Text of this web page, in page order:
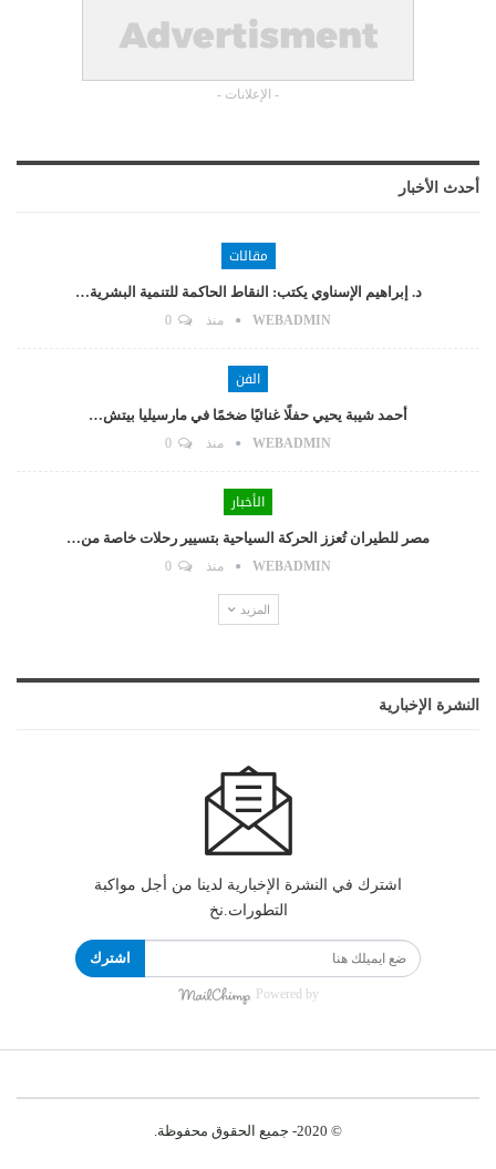
- الإعلانات -
أحدث الأخبار
مقالات
د. إبراهيم الإسناوي يكتب: النقاط الحاكمة للتنمية البشرية…
WEBADMIN منذ
الفن
أحمد شيبة يحيي حفلًا غنائيًا ضخمًا في مارسيليا بيتش…
WEBADMIN منذ
الأخبار
مصر للطيران تُعزز الحركة السياحية بتسيير رحلات خاصة من…
WEBADMIN منذ
المزيد
النشرة الإخبارية
اشترك في النشرة الإخبارية لدينا من أجل مواكبة
التطورات.نخ
اشترك
Powered by
© 2020- جميع الحقوق محفوظة.